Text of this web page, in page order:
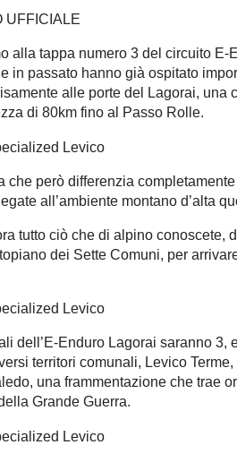
UFFICIALE
alla tappa numero 3 del circuito
in passato hanno già ospitato
alle porte del Lagorai, una
di 80km fino al Passo Rolle.
che però differenzia
all’ambiente montano d’alta
tutto ciò che di alpino conoscete,
dei Sette Comuni, per
dell’E-Enduro Lagorai saranno
territori comunali, Levico
una frammentazione che trae
Grande Guerra.